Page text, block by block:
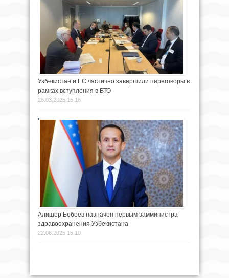
Узбекистан и ЕС частично завершили переговоры в
рамках вступления в ВТО
26.03.2025 15:16
Алишер Бобоев назначен первым замминистра
здравоохранения Узбекистана
22.08.2025 15:10